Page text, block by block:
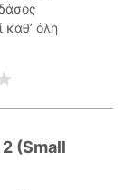
καθ’ όλη
(Small